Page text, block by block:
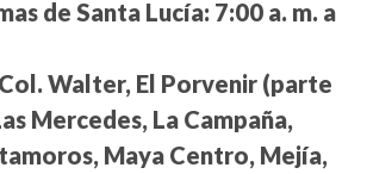
de Santa Lucía: 7:00 a. m. a
Walter, El Porvenir (parte
Mercedes, La Campaña,
Maya Centro, Mejía,